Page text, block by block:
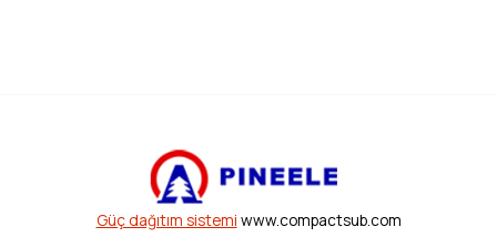
Güç dağıtım sistemi www.compactsub.com